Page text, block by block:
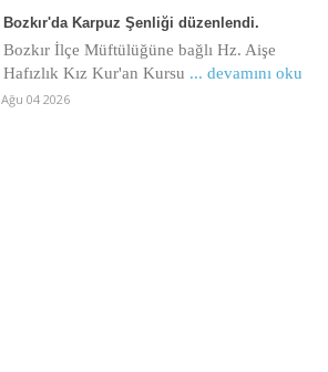
Bozkır'da Karpuz Şenliği düzenlendi.
Bozkır İlçe Müftülüğüne bağlı Hz. Aişe
Hafızlık Kız Kur'an Kursu ... devamını oku
Ağu 04 2026